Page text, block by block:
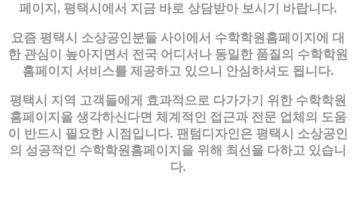
페이지, 평택시에서 지금 바로 상담받아 보시기 바랍니다.
요즘 평택시 소상공인분들 사이에서 수학학원홈페이지에 대
한 관심이 높아지면서 전국 어디서나 동일한 품질의 수학학원
홈페이지 서비스를 제공하고 있으니 안심하셔도 됩니다.
평택시 지역 고객들에게 효과적으로 다가가기 위한 수학학원
홈페이지을 생각하신다면 체계적인 접근과 전문 업체의 도움
이 반드시 필요한 시점입니다. 팬텀디자인은 평택시 소상공인
의 성공적인 수학학원홈페이지을 위해 최선을 다하고 있습니
다.